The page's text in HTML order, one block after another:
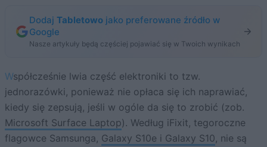
Dodaj Tabletowo jako preferowane źródło w
Google
Nasze artykuły będą częściej pojawiać się w Twoich wynikach
Współcześnie lwia część elektroniki to tzw.
jednorazówki, ponieważ nie opłaca się ich naprawiać,
kiedy się zepsują, jeśli w ogóle da się to zrobić (zob.
Microsoft Surface Laptop). Według iFixit, tegoroczne
flagowce Samsunga, Galaxy S10e i Galaxy S10, nie są